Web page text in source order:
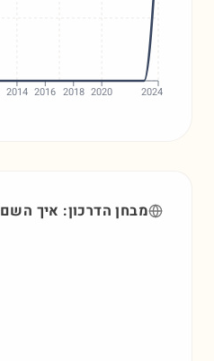
2014 2016 2018 2020 2024
מבחן הדרכון: איך השם